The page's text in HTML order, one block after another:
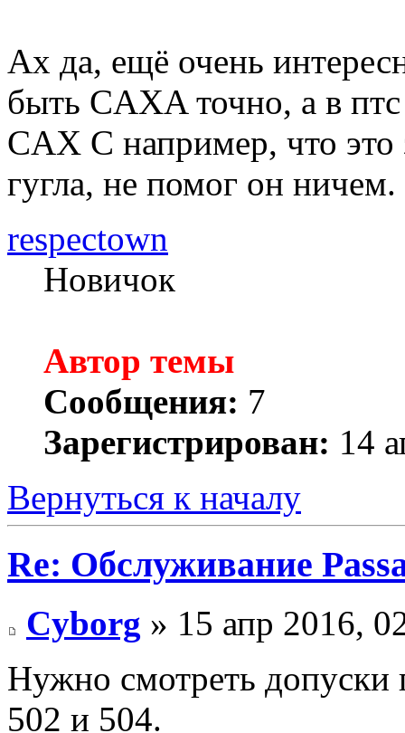
Ах да, ещё очень
быть CAXA точно, а в
CAX C например, что это
гугла, не помог он ничем.
respectown
Новичок
Автор темы
Сообщения: 7
Зарегистрирован: 14
Вернуться к началу
Re: Обслуживание
Cyborg » 15 апр 2016,
Нужно смотреть допуски
502 и 504.